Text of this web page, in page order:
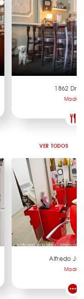
1862 Dry
Madrid
VER TODOS
Alfredo
Madrid